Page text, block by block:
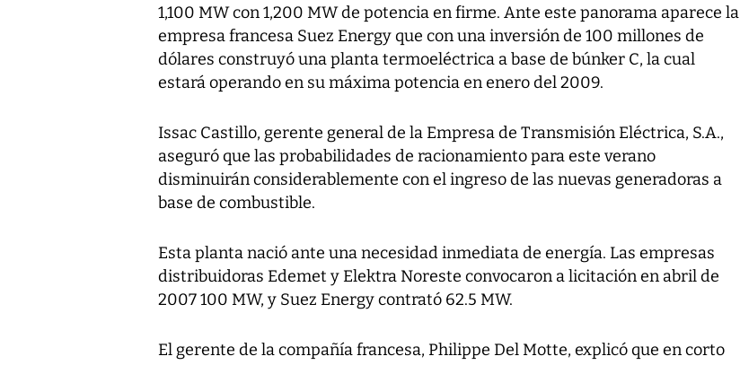
1,100 MW con 1,200 MW de potencia en firme. Ante este panorama aparece la
empresa francesa Suez Energy que con una inversión de 100 millones de
dólares construyó una planta termoeléctrica a base de búnker C, la cual
estará operando en su máxima potencia en enero del 2009.
Issac Castillo, gerente general de la Empresa de Transmisión Eléctrica, S.A.,
aseguró que las probabilidades de racionamiento para este verano
disminuirán considerablemente con el ingreso de las nuevas generadoras a
base de combustible.
Esta planta nació ante una necesidad inmediata de energía. Las empresas
distribuidoras Edemet y Elektra Noreste convocaron a licitación en abril de
2007 100 MW, y Suez Energy contrató 62.5 MW.
El gerente de la compañía francesa, Philippe Del Motte, explicó que en corto